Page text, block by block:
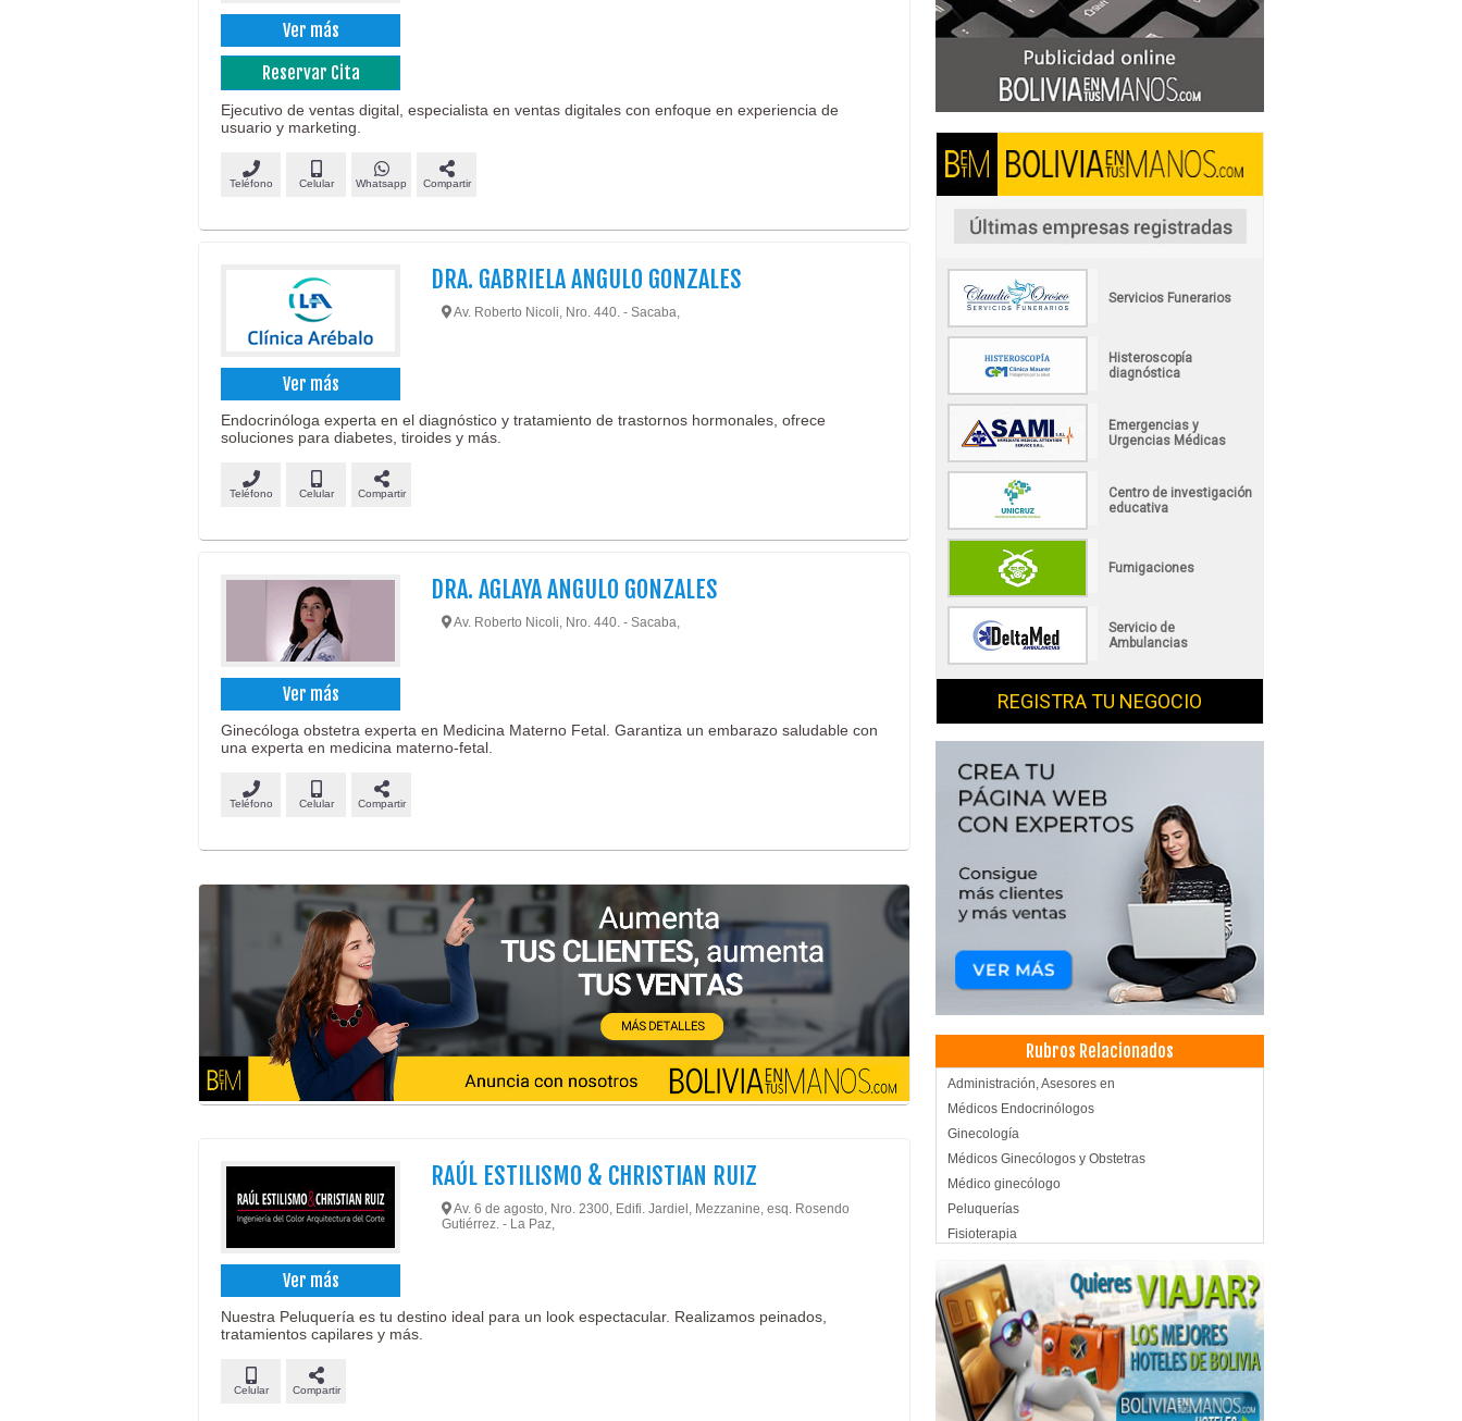
Ver más
Reservar Cita
Ejecutivo de ventas digital, especialista en ventas digitales con enfoque en experiencia de
usuario y marketing.
Teléfono Celular Whatsapp Compartir
Ver más
DRA. GABRIELA ANGULO GONZALES
Av. Roberto Nicoli, Nro. 440. - Sacaba,
Endocrinóloga experta en el diagnóstico y tratamiento de trastornos hormonales, ofrece
soluciones para diabetes, tiroides y más.
Teléfono Celular Compartir
Ver más
DRA. AGLAYA ANGULO GONZALES
Av. Roberto Nicoli, Nro. 440. - Sacaba,
Ginecóloga obstetra experta en Medicina Materno Fetal. Garantiza un embarazo saludable con
una experta en medicina materno-fetal.
Teléfono Celular Compartir
Ver más
RAÚL ESTILISMO & CHRISTIAN RUIZ
Av. 6 de agosto, Nro. 2300, Edifi. Jardiel, Mezzanine, esq. Rosendo
Gutiérrez. - La Paz,
Nuestra Peluquería es tu destino ideal para un look espectacular. Realizamos peinados,
tratamientos capilares y más.
Celular Compartir
Servicios Funerarios
Histeroscopía
diagnóstica
Emergencias y
Urgencias Médicas
Centro de investigación
educativa
Fumigaciones
Servicio de
Ambulancias
REGISTRA TU NEGOCIO
Rubros Relacionados
Administración, Asesores en
Médicos Endocrinólogos
Ginecología
Médicos Ginecólogos y Obstetras
Médico ginecólogo
Peluquerías
Fisioterapia
Salud Integral
Médicos Otorrinolaringólogos
Rinoplastia
Cirugía general
Médico Cirujano
Blanqueamiento Dental